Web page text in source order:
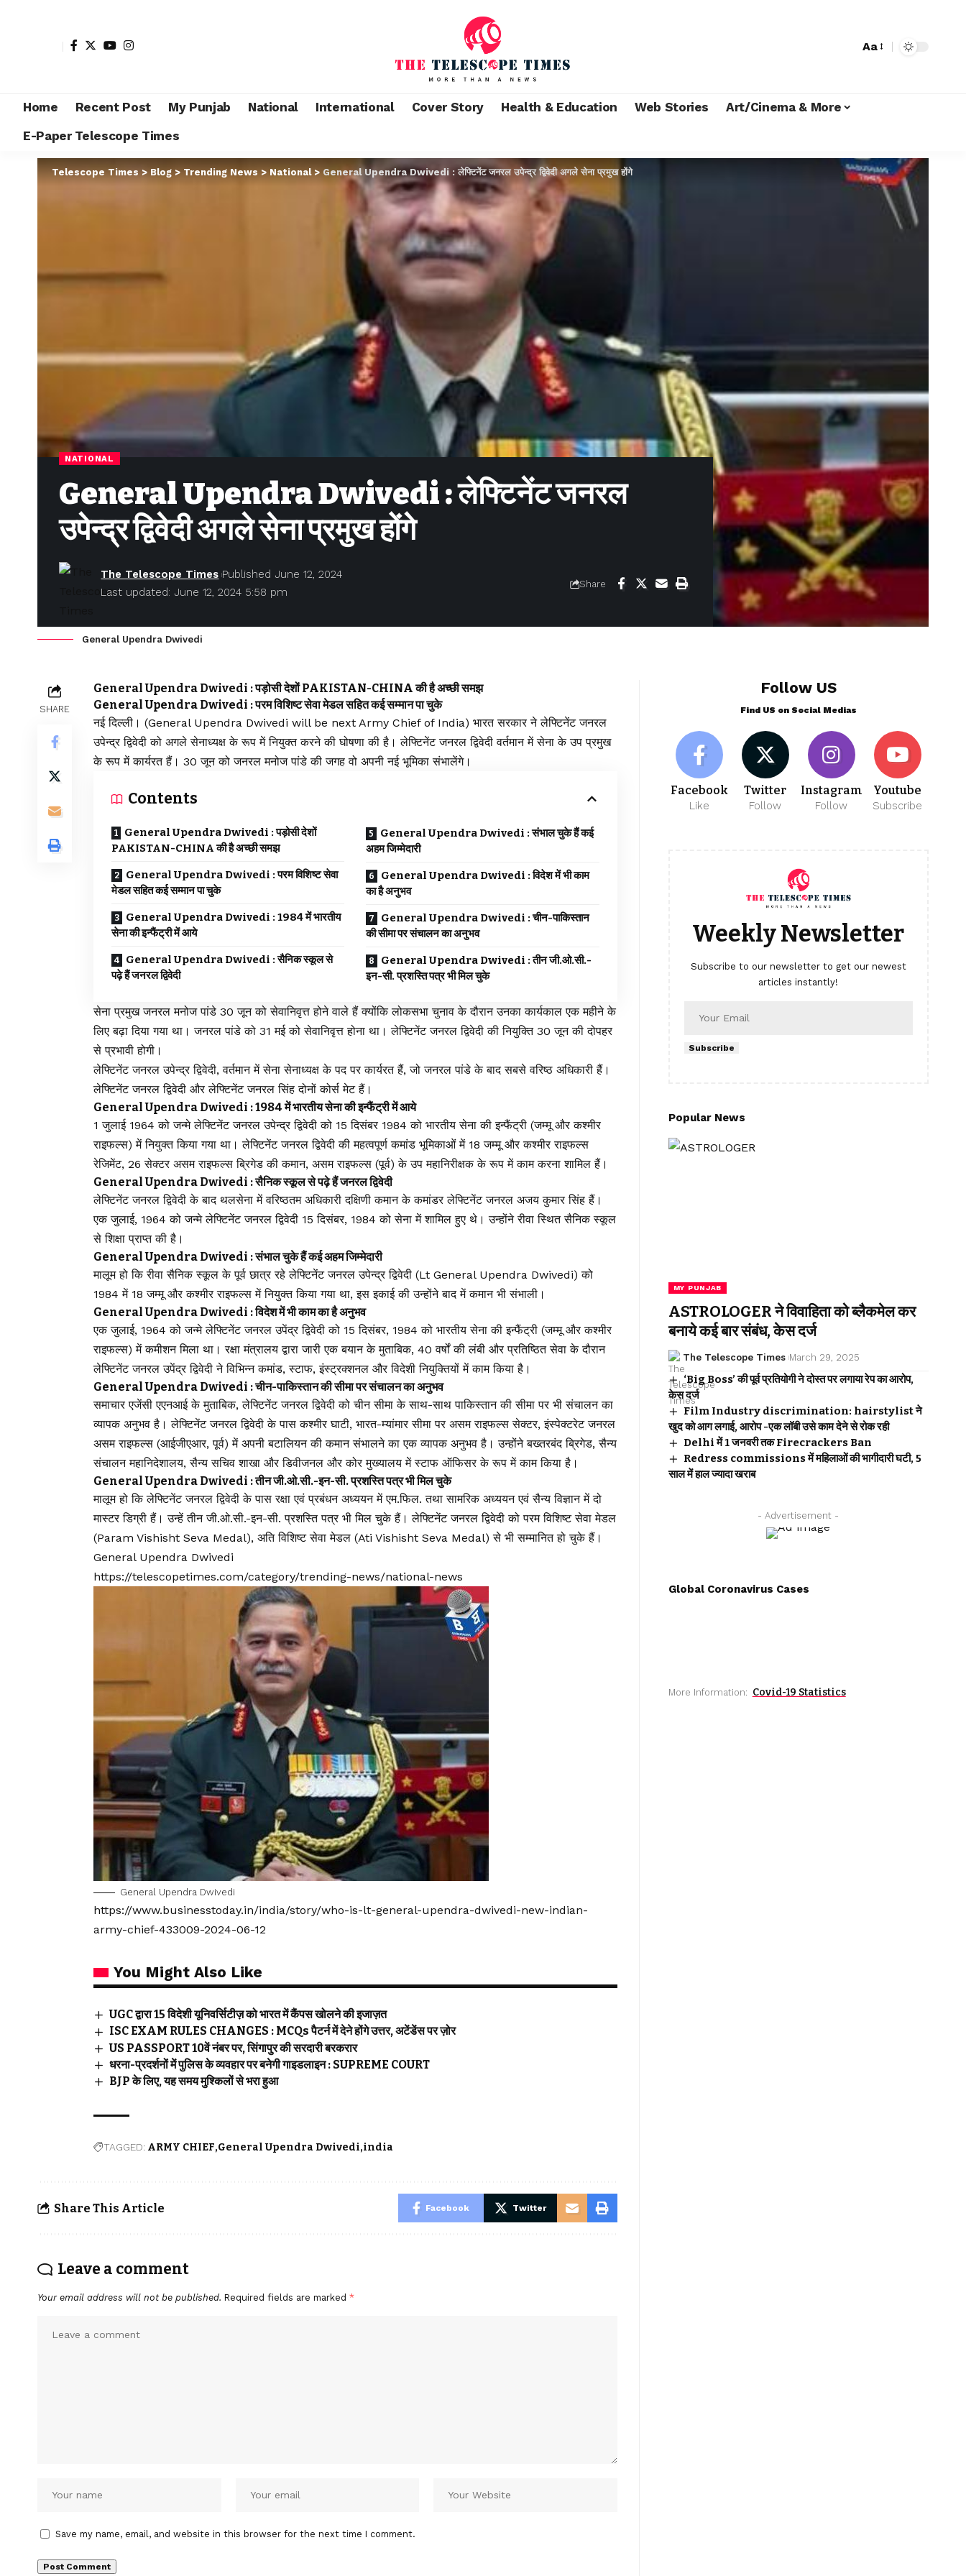
Aa
Home Recent Post My Punjab National International Cover Story Health & Education Web Stories
Art/Cinema & More
E-Paper Telescope Times
Telescope Times > Blog > Trending News > National> General Upendra Dwivedi : लेफ्टिनेंट जनरल उपेन्द्र द्विवेदी अगले सेना प्रमुख होंगे
NATIONAL
General Upendra Dwivedi : लेफ्टिनेंट जनरल
उपेन्द्र द्विवेदी अगले सेना प्रमुख होंगे
Last updated: June 12, 2024 5:58 pm
The Telescope Times Published June 12, 2024
Share
General Upendra Dwivedi
SHARE
General Upendra Dwivedi : पड़ोसी देशों PAKISTAN-CHINA की है अच्छी समझ
General Upendra Dwivedi : परम विशिष्ट सेवा मेडल सहित कई सम्मान पा चुके
नई दिल्ली। (General Upendra Dwivedi will be next Army Chief of India) भारत सरकार ने लेफ्टिनेंट जनरल
उपेन्द्र द्विवेदी को अगले सेनाध्यक्ष के रूप में नियुक्त करने की घोषणा की है। लेफ्टिनेंट जनरल द्विवेदी वर्तमान में सेना के उप प्रमुख
के रूप में कार्यरत हैं। 30 जून को जनरल मनोज पांडे की जगह वो अपनी नई भूमिका संभालेंगे।
Contents
General Upendra Dwivedi : पड़ोसी देशों
PAKISTAN-CHINA की है अच्छी समझ
General Upendra Dwivedi : परम विशिष्ट सेवा
मेडल सहित कई सम्मान पा चुके
General Upendra Dwivedi : 1984 में भारतीय
सेना की इन्फैंट्री में आये
General Upendra Dwivedi : सैनिक स्कूल से
पढ़े हैं जनरल द्विवेदी
General Upendra Dwivedi : संभाल चुके हैं कई
अहम जिम्मेदारी
General Upendra Dwivedi : विदेश में भी काम
का है अनुभव
General Upendra Dwivedi : चीन-पाकिस्तान
की सीमा पर संचालन का अनुभव
General Upendra Dwivedi : तीन जी.ओ.सी.-
इन-सी. प्रशस्ति पत्र भी मिल चुके
सेना प्रमुख जनरल मनोज पांडे 30 जून को सेवानिवृत्त होने वाले हैं क्योंकि लोकसभा चुनाव के दौरान उनका कार्यकाल एक महीने के
लिए बढ़ा दिया गया था। जनरल पांडे को 31 मई को सेवानिवृत्त होना था। लेफ्टिनेंट जनरल द्विवेदी की नियुक्ति 30 जून की दोपहर
से प्रभावी होगी।
लेफ्टिनेंट जनरल उपेन्द्र द्विवेदी, वर्तमान में सेना सेनाध्यक्ष के पद पर कार्यरत हैं, जो जनरल पांडे के बाद सबसे वरिष्ठ अधिकारी हैं।
लेफ्टिनेंट जनरल द्विवेदी और लेफ्टिनेंट जनरल सिंह दोनों कोर्स मेट हैं।
General Upendra Dwivedi : 1984 में भारतीय सेना की इन्फैंट्री में आये
1 जुलाई 1964 को जन्मे लेफ्टिनेंट जनरल उपेन्द्र द्विवेदी को 15 दिसंबर 1984 को भारतीय सेना की इन्फैंट्री (जम्मू और कश्मीर
राइफल्स) में नियुक्त किया गया था। लेफ्टिनेंट जनरल द्विवेदी की महत्वपूर्ण कमांड भूमिकाओं में 18 जम्मू और कश्मीर राइफल्स
रेजिमेंट, 26 सेक्टर असम राइफल्स ब्रिगेड की कमान, असम राइफल्स (पूर्व) के उप महानिरीक्षक के रूप में काम करना शामिल हैं।
General Upendra Dwivedi : सैनिक स्कूल से पढ़े हैं जनरल द्विवेदी
लेफ्टिनेंट जनरल द्विवेदी के बाद थलसेना में वरिष्ठतम अधिकारी दक्षिणी कमान के कमांडर लेफ्टिनेंट जनरल अजय कुमार सिंह हैं।
एक जुलाई, 1964 को जन्मे लेफ्टिनेंट जनरल द्विवेदी 15 दिसंबर, 1984 को सेना में शामिल हुए थे। उन्होंने रीवा स्थित सैनिक स्कूल
से शिक्षा प्राप्त की है।
General Upendra Dwivedi : संभाल चुके हैं कई अहम जिम्मेदारी
मालूम हो कि रीवा सैनिक स्कूल के पूर्व छात्र रहे लेफ्टिनेंट जनरल उपेन्द्र द्विवेदी (Lt General Upendra Dwivedi) को
1984 में 18 जम्मू और कश्मीर राइफल्स में नियुक्त किया गया था, इस इकाई की उन्होंने बाद में कमान भी संभाली।
General Upendra Dwivedi : विदेश में भी काम का है अनुभव
एक जुलाई, 1964 को जन्मे लेफ्टिनेंट जनरल उपेंद्र द्विवेदी को 15 दिसंबर, 1984 को भारतीय सेना की इन्फैंट्री (जम्मू और कश्मीर
राइफल्स) में कमीशन मिला था। रक्षा मंत्रालय द्वारा जारी एक बयान के मुताबिक, 40 वर्षों की लंबी और प्रतिष्ठित सेवा के दौरान
लेफ्टिनेंट जनरल उपेंद्र द्विवेदी ने विभिन्न कमांड, स्टाफ, इंस्ट्रक्शनल और विदेशी नियुक्तियों में काम किया है।
General Upendra Dwivedi : चीन-पाकिस्तान की सीमा पर संचालन का अनुभव
समाचार एजेंसी एएनआई के मुताबिक, लेफ्टिनेंट जनरल द्विवेदी को चीन सीमा के साथ-साथ पाकिस्तान की सीमा पर भी संचालन का
व्यापक अनुभव है। लेफ्टिनेंट जनरल द्विवेदी के पास कश्मीर घाटी, भारत-म्यांमार सीमा पर असम राइफल्स सेक्टर, इंस्पेक्टरेट जनरल
असम राइफल्स (आईजीएआर, पूर्व) में अपनी बटालियन की कमान संभालने का एक व्यापक अनुभव है। उन्होंने बख्तरबंद ब्रिगेड, सैन्य
संचालन महानिदेशालय, सैन्य सचिव शाखा और डिवीजनल और कोर मुख्यालय में स्टाफ ऑफिसर के रूप में काम किया है।
General Upendra Dwivedi : तीन जी.ओ.सी.-इन-सी. प्रशस्ति पत्र भी मिल चुके
मालूम हो कि लेफ्टिनेंट जनरल द्विवेदी के पास रक्षा एवं प्रबंधन अध्ययन में एम.फिल. तथा सामरिक अध्ययन एवं सैन्य विज्ञान में दो
मास्टर डिग्री हैं। उन्हें तीन जी.ओ.सी.-इन-सी. प्रशस्ति पत्र भी मिल चुके हैं। लेफ्टिनेंट जनरल द्विवेदी को परम विशिष्ट सेवा मेडल
(Param Vishisht Seva Medal), अति विशिष्ट सेवा मेडल (Ati Vishisht Seva Medal) से भी सम्मानित हो चुके हैं।
General Upendra Dwivedi
https://telescopetimes.com/category/trending-news/national-news
General Upendra Dwivedi
https://www.businesstoday.in/india/story/who-is-lt-general-upendra-dwivedi-new-indian-
army-chief-433009-2024-06-12
You Might Also Like
UGC द्वारा 15 विदेशी यूनिवर्सिटीज़ को भारत में कैंपस खोलने की इजाज़त
ISC EXAM RULES CHANGES : MCQs पैटर्न में देने होंगे उत्तर, अटेंडेंस पर ज़ोर
US PASSPORT 10वें नंबर पर, सिंगापुर की सरदारी बरकरार
धरना-प्रदर्शनों में पुलिस के व्यवहार पर बनेगी गाइडलाइन : SUPREME COURT
BJP के लिए, यह समय मुश्किलों से भरा हुआ
TAGGED: ARMY CHIEF General Upendra Dwivedi india
Share This Article Facebook Twitter
Leave a comment
Your email address will not be published. Required fields are marked *
Save my name, email, and website in this browser for the next time I comment.
Follow US
Find US on Social Medias
Facebook
Like
Twitter
Follow
Instagram
Follow
Youtube
Subscribe
Weekly Newsletter
Subscribe to our newsletter to get our newest
articles instantly!
Subscribe
Popular News
MY PUNJAB
ASTROLOGER ने विवाहिता को ब्लैकमेल कर
बनाये कई बार संबंध, केस दर्ज
The Telescope Times March 29, 2025
‘Big Boss’ की पूर्व प्रतियोगी ने दोस्त पर लगाया रेप का आरोप,
केस दर्ज
Film Industry discrimination: hairstylist ने
खुद को आग लगाई, आरोप -एक लॉबी उसे काम देने से रोक रही
Delhi में 1 जनवरी तक Firecrackers Ban
Redress commissions में महिलाओं की भागीदारी घटी, 5
साल में हाल ज्यादा खराब
- Advertisement -
Global Coronavirus Cases
More Information: Covid-19 Statistics